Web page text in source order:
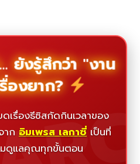
ยังรู้สึกว่า "งาน
องยาก?
เรื่องธีซิสกัดกินเวลาของ
าก อิมเพรส เลกาซี่ เป็นที่
มดูแลคุณทุกขั้นตอน